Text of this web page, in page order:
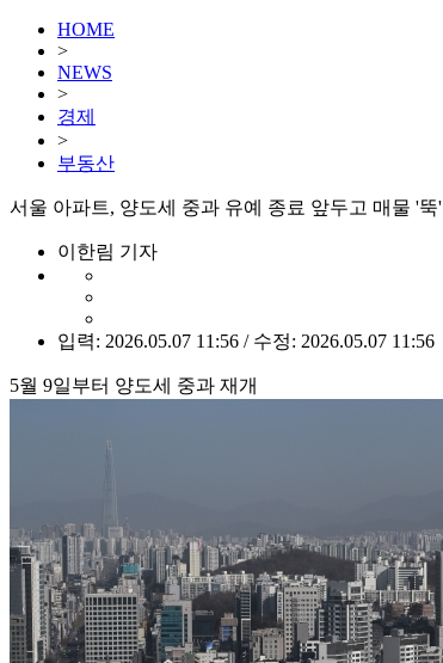
HOME
>
NEWS
>
경제
>
부동산
서울 아파트, 양도세 중과 유예 종료 앞두고 매물 '뚝'
이한림 기자
입력: 2026.05.07 11:56 / 수정: 2026.05.07 11:56
5월 9일부터 양도세 중과 재개